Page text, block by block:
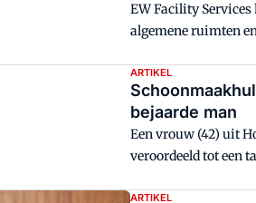
EW Facility
algemene ruimten
ARTIKEL
bejaarde man
Een vrouw (42) uit
veroordeeld tot een
ARTIKEL